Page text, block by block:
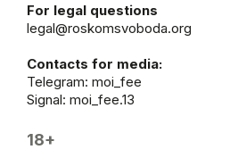
For legal questions
legal@roskomsvoboda.org
Contacts for media:
Telegram: moi_fee
Signal: moi_fee.13
18+